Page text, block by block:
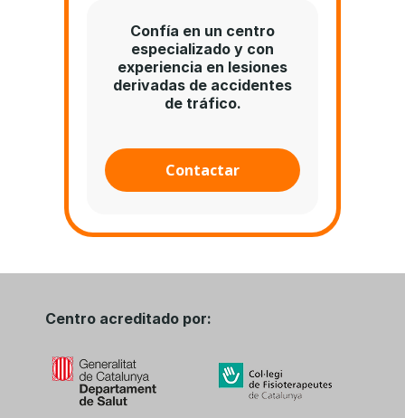
Confía en un centro
especializado y con
experiencia en lesiones
derivadas de accidentes
de tráfico.
Contactar
Centro acreditado por: